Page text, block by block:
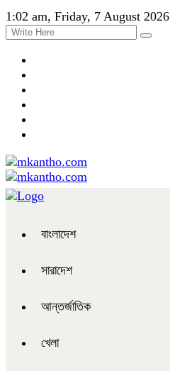
1:02 am, Friday, 7 August 2026
বাংলাদেশ
সারাদেশ
আন্তর্জাতিক
খেলা